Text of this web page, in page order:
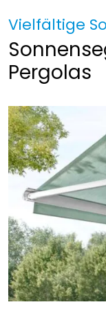
Vielfältige
Pergolas